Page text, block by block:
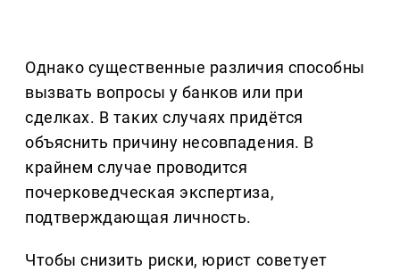
Однако существенные различия способны
вызвать вопросы у банков или при
сделках. В таких случаях придётся
объяснить причину несовпадения. В
крайнем случае проводится
почерковедческая экспертиза,
подтверждающая личность.
Чтобы снизить риски, юрист советует